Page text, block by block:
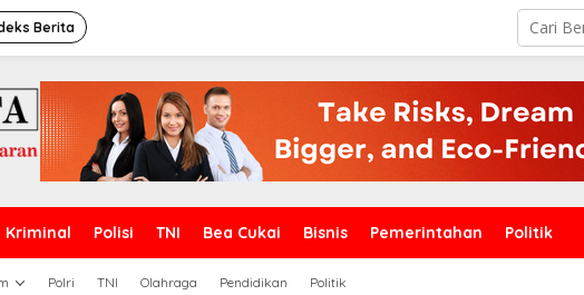
Berita
Kriminal Polisi TNI Bea Cukai Bisnis Pemerintahan Politik
Polri TNI Olahraga Pendidikan Politik